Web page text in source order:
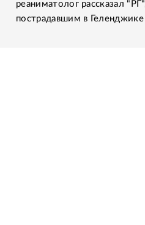
реаниматолог рассказал
пострадавшим в Геленджике